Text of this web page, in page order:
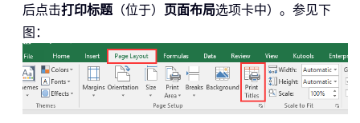
后点击打印标题 （位于） 页面布局选项卡中）。参见下
图：